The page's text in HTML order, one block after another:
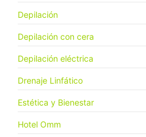
Depilación
Depilación con cera
Depilación eléctrica
Drenaje Linfático
Estética y Bienestar
Hotel Omm